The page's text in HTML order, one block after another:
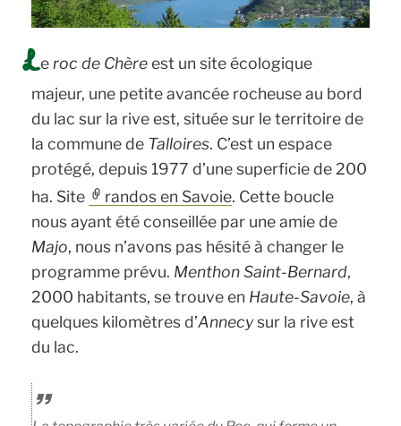
L e roc de Chèreest un site écologique
majeur, une petite avancée rocheuse au bord
du lac sur la rive est, située sur le territoire de
la commune de Talloires. C’est un espace
protégé, depuis 1977 d’une superficie de 200
ha. Site
randos en Savoie. Cette boucle
nous ayant été conseillée par une amie de
Majo, nous n’avons pas hésité à changer le
programme prévu. Menthon Saint-Bernard,
2000 habitants, se trouve en Haute-Savoie, à
quelques kilomètres d’Annecysur la rive est
du lac.